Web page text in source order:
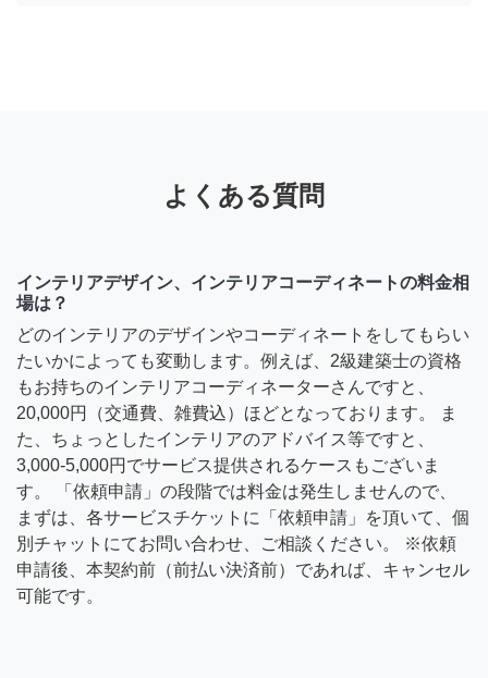
よくある質問
インテリアデザイン、インテリアコーディネートの料金相
場は？
どのインテリアのデザインやコーディネートをしてもらい
たいかによっても変動します。例えば、2級建築士の資格
もお持ちのインテリアコーディネーターさんですと、
20,000円（交通費、雑費込）ほどとなっております。 ま
た、ちょっとしたインテリアのアドバイス等ですと、
3,000-5,000円でサービス提供されるケースもございま
す。 「依頼申請」の段階では料金は発生しませんので、
まずは、各サービスチケットに「依頼申請」を頂いて、個
別チャットにてお問い合わせ、ご相談ください。 ※依頼
申請後、本契約前（前払い決済前）であれば、キャンセル
可能です。